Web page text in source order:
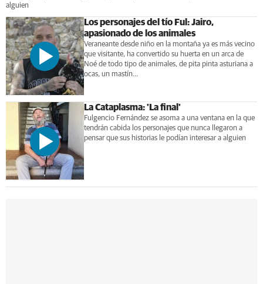
alguien
Los personajes del tío Ful: Jairo,
apasionado de los animales
Veraneante desde niño en la montaña ya es más vecino
que visitante, ha convertido su huerta en un arca de
Noé de todo tipo de animales, de pita pinta asturiana a
ocas, un mastín...
La Cataplasma: 'La final'
Fulgencio Fernández se asoma a una ventana en la que
tendrán cabida los personajes que nunca llegaron a
pensar que sus historias le podían interesar a alguien